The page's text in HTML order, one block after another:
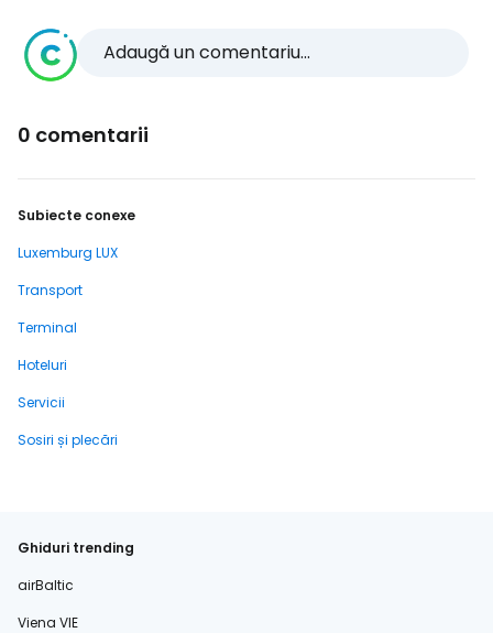
Adaugă un comentariu...
0 comentarii
Subiecte conexe
Luxemburg LUX
Transport
Terminal
Hoteluri
Servicii
Sosiri și plecări
Ghiduri trending
airBaltic
Viena VIE